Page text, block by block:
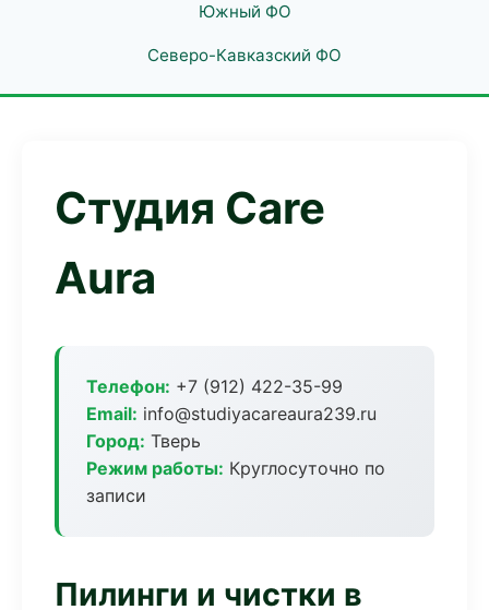
Южный ФО
Северо-Кавказский ФО
Студия Care
Aura
Телефон: +7 (912) 422-35-99
Email: info@studiyacareaura239.ru
Город: Тверь
Режим работы: Круглосуточно по
записи
Пилинги и чистки в